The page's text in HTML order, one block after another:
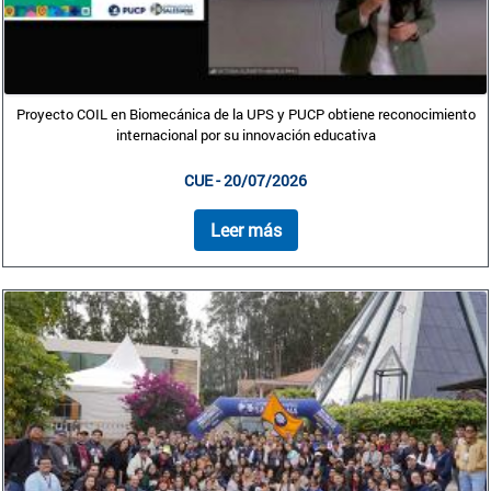
Proyecto COIL en Biomecánica de la UPS y PUCP obtiene reconocimiento
internacional por su innovación educativa
CUE - 20/07/2026
Leer más